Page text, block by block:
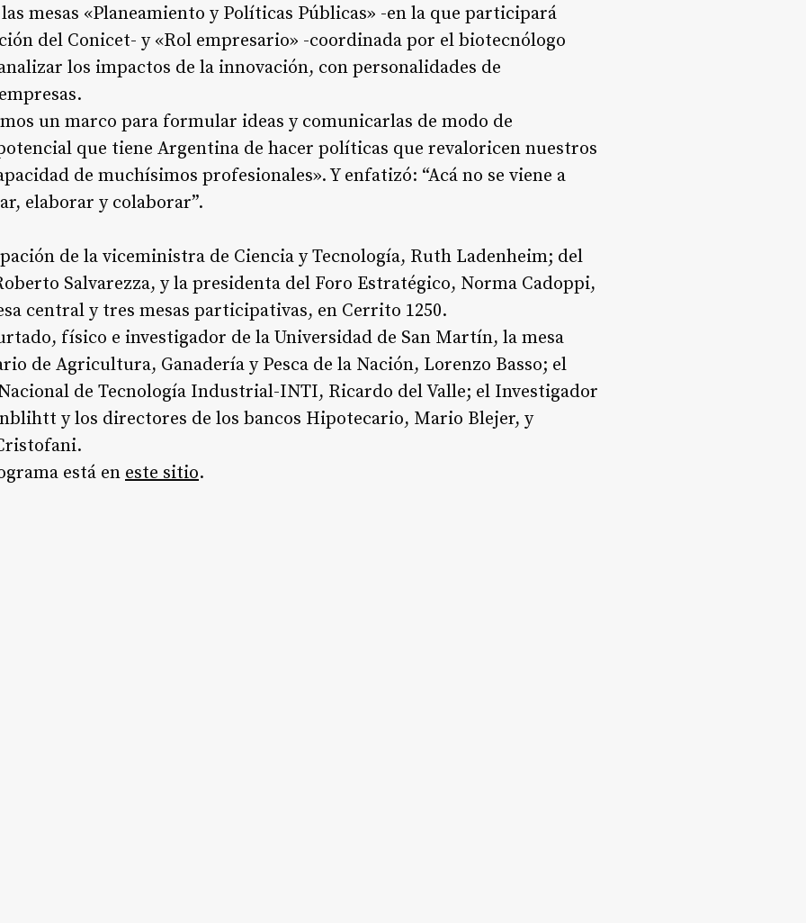
mesas «Planeamiento y Políticas Públicas» -en la que participará
del Conicet- y «Rol empresario» -coordinada por el biotecnólogo
los impactos de la innovación, con personalidades de
un marco para formular ideas y comunicarlas de modo de
que tiene Argentina de hacer políticas que revaloricen nuestros
de muchísimos profesionales». Y enfatizó: “Acá no se viene a
elaborar y colaborar”.
de la viceministra de Ciencia y Tecnología, Ruth Ladenheim; del
Salvarezza, y la presidenta del Foro Estratégico, Norma Cadoppi,
central y tres mesas participativas, en Cerrito 1250.
físico e investigador de la Universidad de San Martín, la mesa
de Agricultura, Ganadería y Pesca de la Nación, Lorenzo Basso; el
de Tecnología Industrial-INTI, Ricardo del Valle; el Investigador
y los directores de los bancos Hipotecario, Mario Blejer, y
está en este sitio.